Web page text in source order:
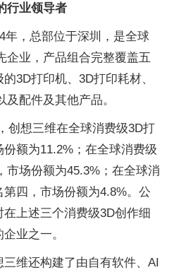
行业领导者
年，总部位于深圳，是全球
企业，产品组合完整覆盖五
3D打印机、3D打印耗材、
配件及其他产品。
创想三维在全球消费级3D打
额为11.2%；在全球消费级
市场份额为45.3%；在全球消
四，市场份额为4.8%。公
上述三个消费级3D创作细
业之一。
三维还构建了由自有软件、AI